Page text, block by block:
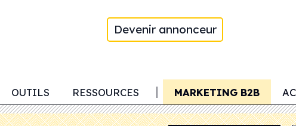
Devenir annonceur
OUTILS RESSOURCES MARKETING B2B